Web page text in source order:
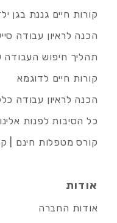
קורות חיים גננת בגן
הכנה לראיון עבודה
תהליך חיפוש העבודה
קורות חיים לדוגמא
הכנה לראיון עבודה
כל הסיבות לפנות אלינו
קורס מטפלות חינם |
אודות
אודות החברה